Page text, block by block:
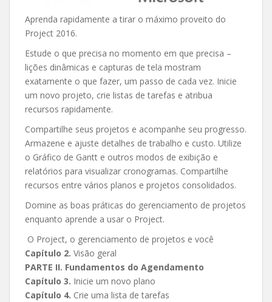
Aprenda rapidamente a tirar o máximo proveito do
Project 2016.
Estude o que precisa no momento em que precisa –
lições dinâmicas e capturas de tela mostram
exatamente o que fazer, um passo de cada vez. Inicie
um novo projeto, crie listas de tarefas e atribua
recursos rapidamente.
Compartilhe seus projetos e acompanhe seu progresso.
Armazene e ajuste detalhes de trabalho e custo. Utilize
o Gráfico de Gantt e outros modos de exibição e
relatórios para visualizar cronogramas. Compartilhe
recursos entre vários planos e projetos consolidados.
Domine as boas práticas do gerenciamento de projetos
enquanto aprende a usar o Project.
O Project, o gerenciamento de projetos e você
Capítulo 2. Visão geral
PARTE II. Fundamentos do Agendamento
Capítulo 3. Inicie um novo plano
Capítulo 4. Crie uma lista de tarefas